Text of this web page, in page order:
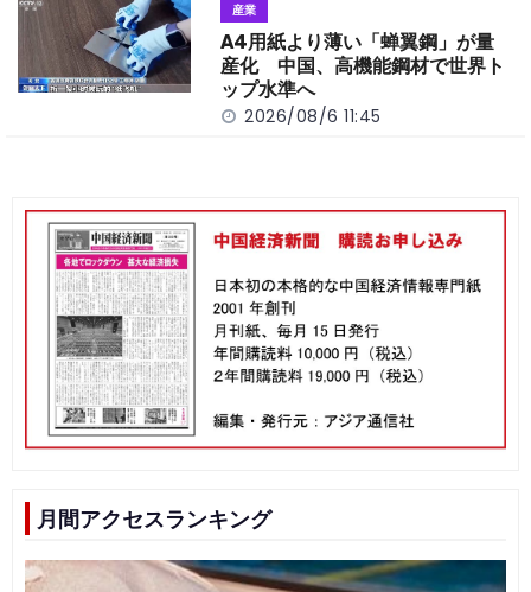
産業
A4用紙より薄い「蝉翼鋼」が量
産化 中国、高機能鋼材で世界ト
ップ水準へ
2026/08/6 11:45
月間アクセスランキング